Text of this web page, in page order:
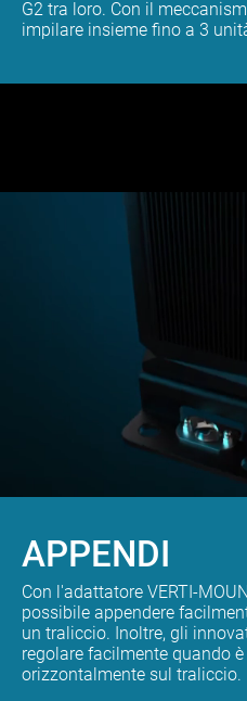
G2 tra loro. Con il
impilare insieme fino a 3
APPENDI
Con l'adattatore VERTI-
possibile appendere
un traliccio. Inoltre, gli
regolare facilmente quando
orizzontalmente sul traliccio.